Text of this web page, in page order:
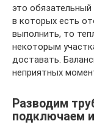
это
в которых есть
выполнить, то
некоторым
доставать.
неприятных
Разводим
подключаем